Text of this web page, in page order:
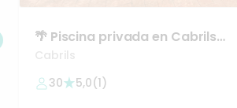
🌴 Piscina privada en Cabrils
para eventos
Cabrils
30
5,0(1)